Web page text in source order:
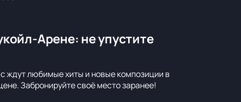
Арене: не упустите
ждут любимые хиты и новые композиции в
Забронируйте своё место заранее!